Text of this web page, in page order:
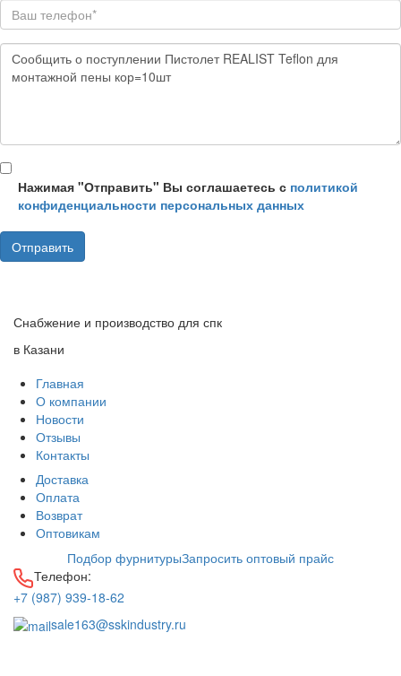
Нажимая "Отправить" Вы соглашаетесь с политикой
конфиденциальности персональных данных
Снабжение и производство для спк
в Казани
Главная
О компании
Новости
Отзывы
Контакты
Доставка
Оплата
Возврат
Оптовикам
Подбор фурнитурыЗапросить оптовый прайс
Телефон:
+7 (987) 939-18-62
sale163@sskindustry.ru